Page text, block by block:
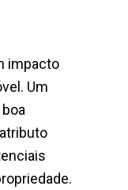
impacto
Um